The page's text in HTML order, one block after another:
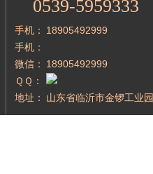
0539-5959333
手机：
18905492999
手机：
微信：
18905492999
ＱＱ：
地址：
山东省临沂市金锣工业园